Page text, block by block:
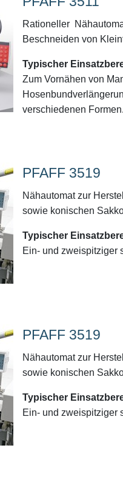
Rationeller
Beschneiden von
Typischer
Zum Vornähen von
verschiedenen
PFAFF 3519
Nähautomat zur
sowie konischen
Typischer
Ein- und zweispitziger
PFAFF 3519
Nähautomat zur
sowie konischen
Typischer
Ein- und zweispitziger